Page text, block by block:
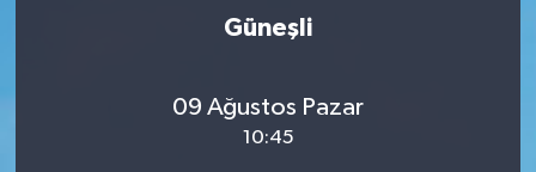
Güneşli
09 Ağustos Pazar
10:45